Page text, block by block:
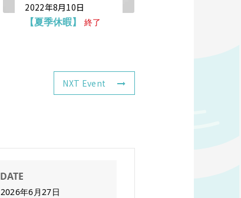
2022年8月10日
【夏季休暇】 終了
NXT Event
DATE
2026年6月27日